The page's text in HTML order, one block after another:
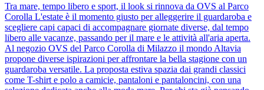
Tra mare, tempo libero e sport, il look si rinnova da OVS al Parco
Corolla L'estate è il momento giusto per alleggerire il guardaroba e
scegliere capi capaci di accompagnare giornate diverse, dal tempo
libero alle vacanze, passando per il mare e le attività all'aria aperta.
Al negozio OVS del Parco Corolla di Milazzo il mondo Altavia
propone diverse ispirazioni per affrontare la bella stagione con un
guardaroba versatile. La proposta estiva spazia dai grandi classici
come T-shirt e polo a camicie, pantaloni e pantaloncini, con una